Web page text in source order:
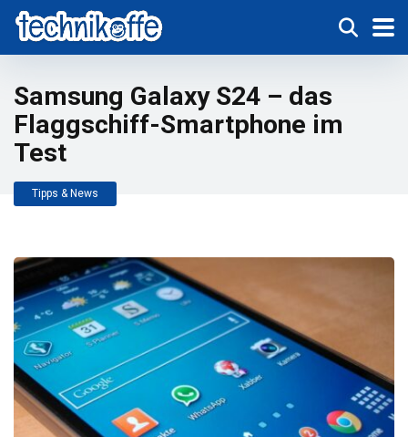
Samsung Galaxy S24 – das
Flaggschiff-Smartphone im
Test
Tipps & News